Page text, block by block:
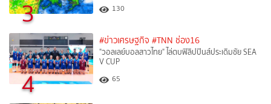
3 130
4
#ข่าวเศรษฐกิจ #TNN ช่อง16
"วอลเลย์บอลสาวไทย" ไล่ตบฟิลิปปินส์ประเดิมชัย SEA
V CUP
65